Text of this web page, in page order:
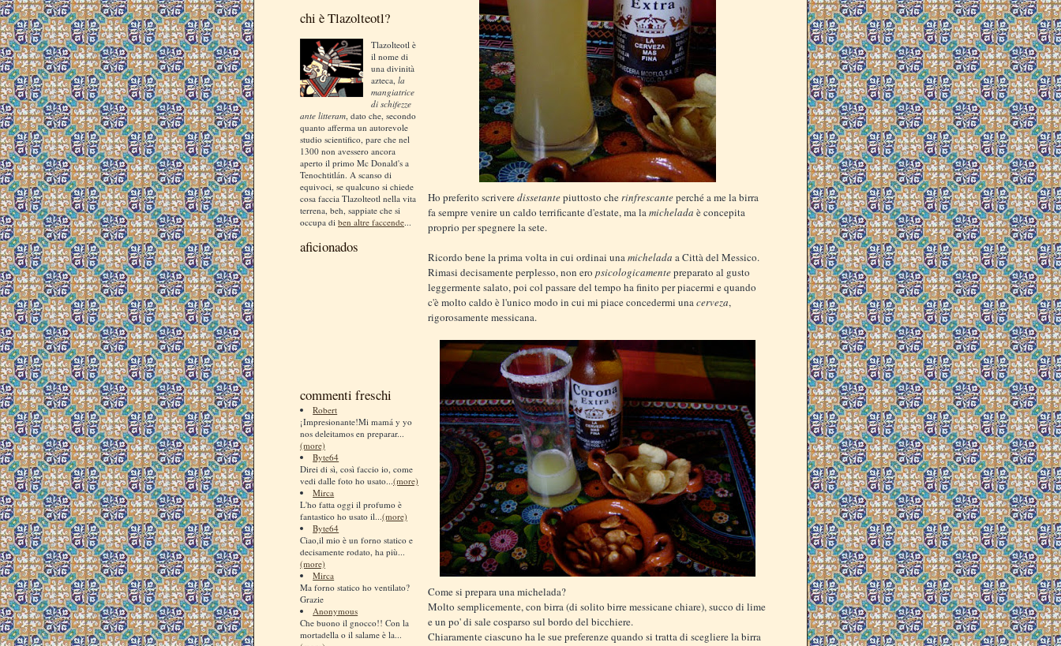
chi è Tlazolteotl?
Tlazolteotl è
il nome di
una divinità
azteca, la
mangiatrice
di schifezze
ante litteram , dato che, secondo
quanto afferma un autorevole
studio scientifico, pare che nel
1300 non avessero ancora
aperto il primo Mc Donald's a
Tenochtitlán. A scanso di
equivoci, se qualcuno si chiede
cosa faccia Tlazolteotl nella vita
terrena, beh, sappiate che si
occupa di ben altre faccende...
aficionados
commenti freschi
Robert
¡Impresionante!Mi mamá y yo
nos deleitamos en preparar...
(more)
Byte64
Direi di sì, così faccio io, come
vedi dalle foto ho usato...(more)
Mirca
L'ho fatta oggi il profumo è
fantastico ho usato il...(more)
Byte64
Ciao,il mio è un forno statico e
decisamente rodato, ha più...
(more)
Mirca
Ma forno statico ho ventilato?
Grazie
Anonymous
Che buono il gnocco!! Con la
mortadella o il salame è la...
Ho preferito scriveredissetantepiuttosto cherinfrescanteperché a me la birra
fa sempre venire un caldo terrificante d'estate, ma lamichelada è concepita
proprio per spegnere la sete.
Ricordo bene la prima volta in cui ordinai unamichelada a Città del Messico.
Rimasi decisamente perplesso, non ero psicologicamentepreparato al gusto
leggermente salato, poi col passare del tempo ha finito per piacermi e quando
c'è molto caldo è l'unico modo in cui mi piace concedermi unacerveza,
rigorosamente messicana.
Come si prepara una michelada?
Molto semplicemente, con birra (di solito birre messicane chiare), succo di lime
e un po' di sale cosparso sul bordo del bicchiere.
Chiaramente ciascuno ha le sue preferenze quando si tratta di scegliere la birra